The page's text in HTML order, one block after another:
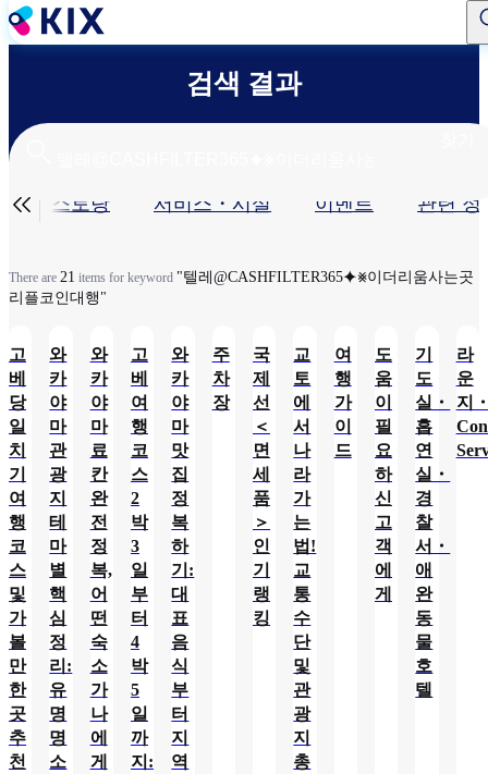
주
요
로
건
뛰
검색 결과
기
탭
・레스토랑​ 서비스・시설​ 이벤트 관련 정

There are 21 items for keyword "텔레@CASHFILTER365⯌⨳이더리움사는곳
리플코인대행"
고
베
당
일
치
기
여
행
코
스
및
가
볼
만
한
곳
추
천
와
카
야
마
관
광
지
테
마
별
핵
심
정
리:
유
명
명
소
와
카
야
마
료
칸
완
전
정
복,
어
떤
숙
소
가
나
에
게
고
베
여
행
코
스
2
박
3
일
부
터
4
박
5
일
까
지:
와
카
야
마
맛
집
정
복
하
기:
대
표
음
식
부
터
지
역
주
차
장
국
제
선
＜
면
세
품
＞
인
기
랭
킹
교
토
에
서
나
라
가
는
법!
교
통
수
단
및
관
광
지
총
여
행
가
이
드
도
움
이
필
요
하
신
고
객
에
게
기
도
실・
흡
연
실・
경
찰
서・
애
완
동
물
호
텔
라
운
지